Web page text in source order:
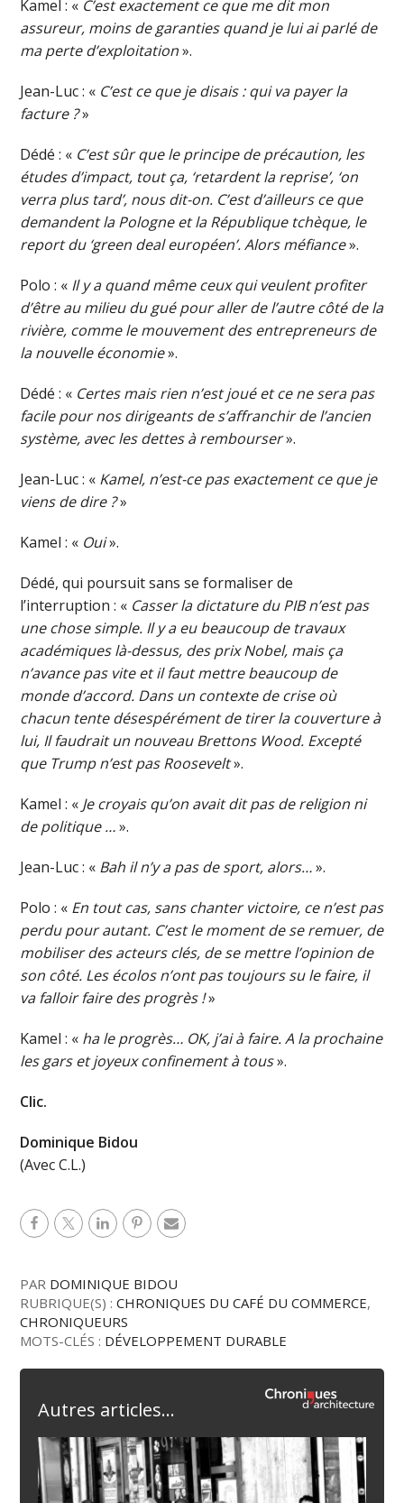
Kamel : « C’est exactement ce que me dit mon
assureur, moins de garanties quand je lui ai parlé de
ma perte d’exploitation».
Jean-Luc : « C’est ce que je disais : qui va payer la
facture ?»
Dédé : « C’est sûr que le principe de précaution, les
études d’impact, tout ça, ‘retardent la reprise’, ‘on
verra plus tard’, nous dit-on. C’est d’ailleurs ce que
demandent la Pologne et la République tchèque, le
report du ‘green deal européen’. Alors méfiance».
Polo : « Il y a quand même ceux qui veulent profiter
d’être au milieu du gué pour aller de l’autre côté de la
rivière, comme le mouvement des entrepreneurs de
la nouvelle économie».
Dédé : « Certes mais rien n’est joué et ce ne sera pas
facile pour nos dirigeants de s’affranchir de l’ancien
système, avec les dettes à rembourser».
Jean-Luc : « Kamel, n’est-ce pas exactement ce que je
viens de dire ?»
Kamel : « Oui».
Dédé, qui poursuit sans se formaliser de
l’interruption : « Casser la dictature du PIB n’est pas
une chose simple. Il y a eu beaucoup de travaux
académiques là-dessus, des prix Nobel, mais ça
n’avance pas vite et il faut mettre beaucoup de
monde d’accord. Dans un contexte de crise où
chacun tente désespérément de tirer la couverture à
lui, Il faudrait un nouveau Brettons Wood. Excepté
que Trump n’est pas Roosevelt».
Kamel : « Je croyais qu’on avait dit pas de religion ni
de politique …».
Jean-Luc : « Bah il n’y a pas de sport, alors…».
Polo : « En tout cas, sans chanter victoire, ce n’est pas
perdu pour autant. C’est le moment de se remuer, de
mobiliser des acteurs clés, de se mettre l’opinion de
son côté. Les écolos n’ont pas toujours su le faire, il
va falloir faire des progrès !»
Kamel : « ha le progrès… OK, j’ai à faire. A la prochaine
les gars et joyeux confinement à tous».
Clic.
Dominique Bidou
(Avec C.L.)
PAR DOMINIQUE BIDOU
RUBRIQUE(S) :CHRONIQUES DU CAFÉ DU COMMERCE,
CHRONIQUEURS
MOTS-CLÉS : DÉVELOPPEMENT DURABLE
Autres articles...